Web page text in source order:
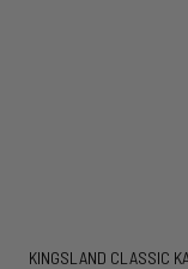
KINGSLAND CLASSIC